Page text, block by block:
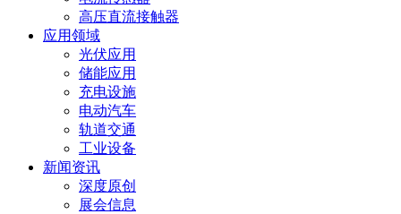
高压直流接触器
应用领域
光伏应用
储能应用
充电设施
电动汽车
轨道交通
工业设备
新闻资讯
深度原创
展会信息